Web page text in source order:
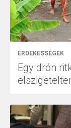
ÉRDEKESSÉGEK
Egy drón